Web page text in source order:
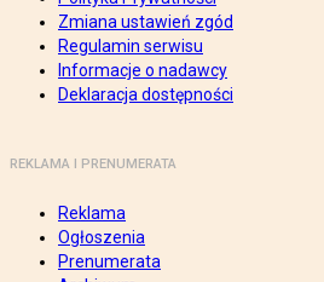
Zmiana ustawień zgód
Regulamin serwisu
Informacje o nadawcy
Deklaracja dostępności
REKLAMA I PRENUMERATA
Reklama
Ogłoszenia
Prenumerata